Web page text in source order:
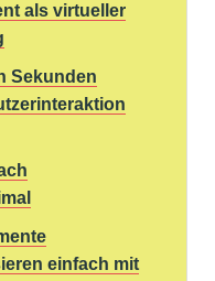
als virtueller
Sekunden
einfach mit